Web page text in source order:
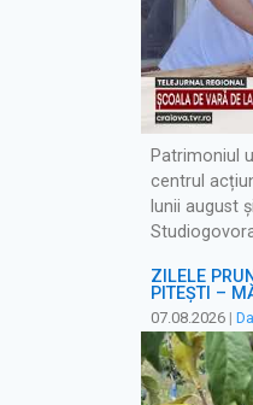
Patrimoniul
centrul
lunii august
ZILELE
PITEȘTI –
07.08.2026 |